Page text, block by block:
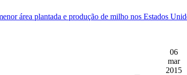
área plantada e produção de milho nos Estados
06
mar
2015